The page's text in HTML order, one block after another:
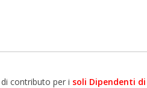
contributo per i soli Dipendenti di